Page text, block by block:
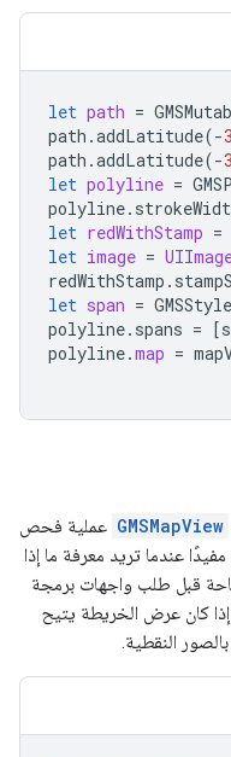
let path =
path.addLatitude
path.addLatitude
let polyline =
polyline.
let redWithStamp
let image =
redWithStamp.
let span =
polyline.spans =
polyline. map =
عملية فحص
عندما تريد معرفة ما إذا
قبل طلب واجهات برمجة
عرض الخريطة يتيح
النقطية.